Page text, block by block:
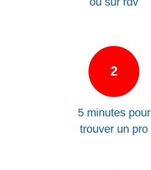
2
5 minutes pour
trouver un pro